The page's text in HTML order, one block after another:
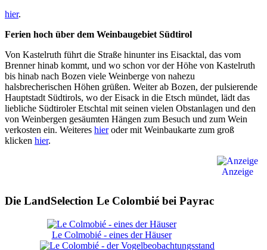
hier.
Ferien hoch über dem Weinbaugebiet Südtirol
Von Kastelruth führt die Straße hinunter ins Eisacktal, das vom
Brenner hinab kommt, und wo schon vor der Höhe von Kastelruth
bis hinab nach Bozen viele Weinberge von nahezu
halsbrecherischen Höhen grüßen. Weiter ab Bozen, der pulsierende
Hauptstadt Südtirols, wo der Eisack in die Etsch mündet, lädt das
liebliche Südtiroler Etschtal mit seinen vielen Obstanlagen und den
von Weinbergen gesäumten Hängen zum Besuch und zum Wein
verkosten ein. Weiteres hierodermit Weinbaukarte zum groß
klicken hier.
Anzeige
Die LandSelection Le Colombié bei Payrac
Le Colmobié - eines der Häuser